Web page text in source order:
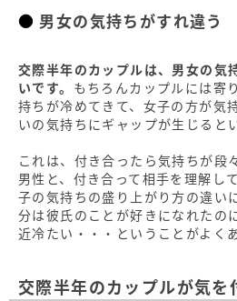
男女の気持ちがすれ違う
交際半年のカップルは、男女の気
いです。 もちろんカップルには寄
持ちが冷めてきて、女子の方が気
いの気持ちにギャップが生じると
これは、付き合ったら気持ちが段
男性と、付き合って相手を理解し
子の気持ちの盛り上がり方の違い
分は彼氏のことが好きになれたの
近冷たい・・・ということがよく
交際半年のカップルが気を